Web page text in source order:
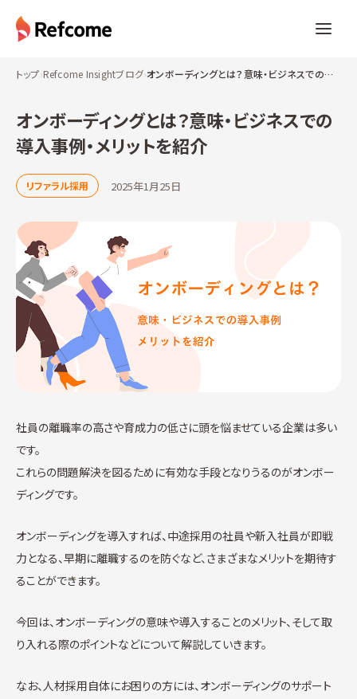
トップ›Refcome Insightブログ› オンボーディングとは？意味・ビジネスでの導入事例・メリットを紹介
オンボーディングとは？意味・ビジネスでの
導入事例・メリットを紹介
リファラル採用 2025年1月25日
社員の離職率の高さや育成力の低さに頭を悩ませている企業は多い
です。
これらの問題解決を図るために有効な手段となりうるのがオンボー
ディングです。
オンボーディングを導入すれば、中途採用の社員や新入社員が即戦
力となる、早期に離職するのを防ぐなど、さまざまなメリットを期待す
ることができます。
今回は、オンボーディングの意味や導入することのメリット、そして取
り入れる際のポイントなどについて解説していきます。
なお、人材採用自体にお困りの方には、オンボーディングのサポート